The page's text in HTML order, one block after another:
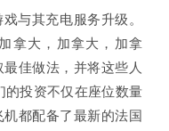
与其充电服务升级。
拿大，加拿大，加拿
佳做法，并将这些人
的投资不仅在座位数量
都配备了最新的法国